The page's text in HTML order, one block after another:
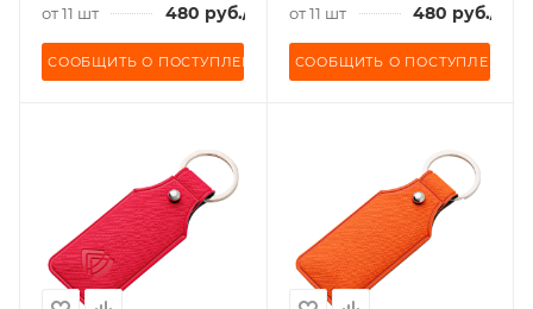
от 11 шт 480 руб./шт
СООБЩИТЬ О ПОСТУПЛЕНИИ
от 11 шт 480 руб./шт
СООБЩИТЬ О ПОСТУПЛЕНИИ